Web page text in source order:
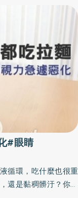
本是皮膚、骨骼、血
演重要的角色。重
症的視網膜病變患
無所不入的血液通道
也增加了失明的風
這項原料。欠缺膠原
髮等全身性的問題出
白在體內要發揮作
有雞翅、豬腳、牛
常飲食生活中少用的
菜的膠原蛋白鍋。
也會被分解成胺基
因為攝取膠原蛋白而
膠原蛋白，應該可以
作用，就必須有維他
#眼睛
循環，吃什麼也很重
還是黏稠髒汙？你希